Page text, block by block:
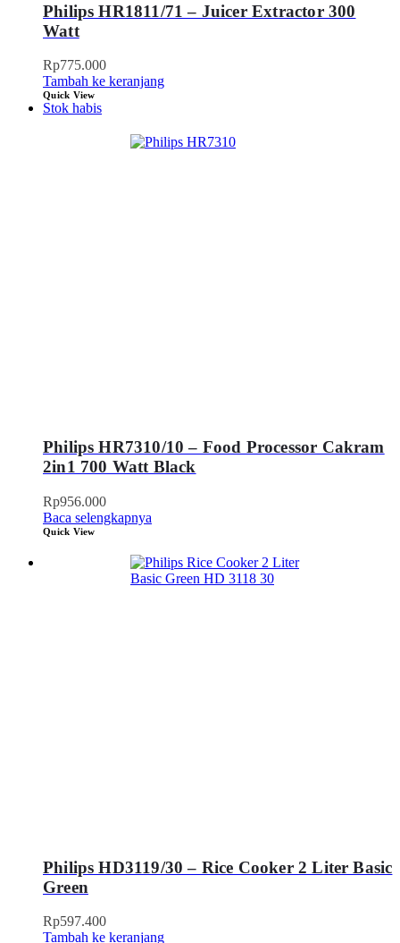
Philips HR1811/71 – Juicer Extractor 300
Watt
Rp775.000
Tambah ke keranjang
Quick View
Stok habis
Philips HR7310/10 – Food Processor Cakram
2in1 700 Watt Black
Rp956.000
Baca selengkapnya
Quick View
Philips HD3119/30 – Rice Cooker 2 Liter Basic
Green
Rp597.400
Tambah ke keranjang